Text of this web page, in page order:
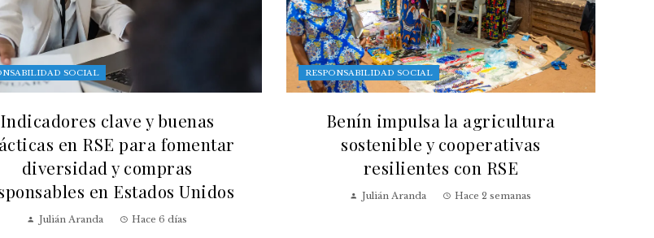
SOCIAL
Indicadores clave y buenas
en RSE para fomentar
diversidad y compras
en Estados Unidos
Julián Aranda Hace 6 días
RESPONSABILIDAD SOCIAL
Benín impulsa la agricultura
sostenible y cooperativas
resilientes con RSE
Julián Aranda Hace 2 semanas